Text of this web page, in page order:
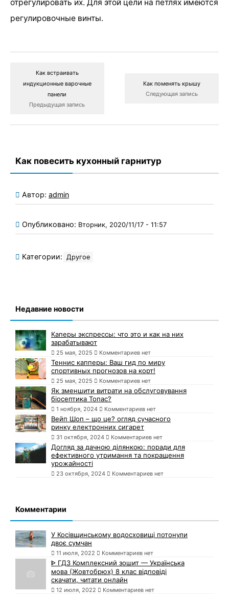
отрегулировать их. Для этой цели на петлях имеются
регулировочные винты.
Как встраивать
индукционные варочные
панели
Предыдущая запись
Как поменять крышу
Следующая запись
Как повесить кухонный гарнитур
Автор: admin
Опубликовано: Вторник, 2020/11/17 - 11:57
Категории: Другое
Недавние новости
Каперы экспрессы: что это и как на них
зарабатывают
25 мая, 2025 Комментариев нет
Теннис капперы: Ваш гид по миру
спортивных прогнозов на корт!
25 мая, 2025 Комментариев нет
Як зменшити витрати на обслуговування
біосептика Топас?
1 ноября, 2024 Комментариев нет
Вейп Шоп – що це? огляд сучасного
ринку електронних сигарет
31 октября, 2024 Комментариев нет
Догляд за дачною ділянкою: поради для
ефективного утримання та покращення
урожайності
23 октября, 2024 Комментариев нет
Комментарии
У Косівщинському водосховищі потонули
двоє сумчан
11 июля, 2022 Комментариев нет
ᐈ ГДЗ Комплексний зошит — Українська
мова (Жовтобрюх) 8 клас відповіді
скачати, читати онлайн
12 июля, 2022 Комментариев нет